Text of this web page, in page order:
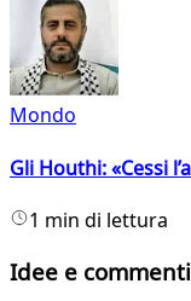
Mondo
Gli Houthi: «Cessi
1 min di lettura
Idee e commenti